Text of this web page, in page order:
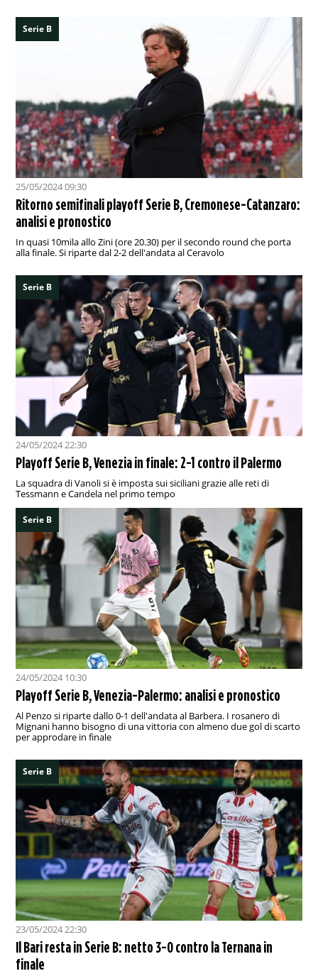
Serie B
25/05/2024 09:30
Ritorno semifinali playoff Serie B, Cremonese-Catanzaro:
analisi e pronostico
In quasi 10mila allo Zini (ore 20.30) per il secondo round che porta
alla finale. Si riparte dal 2-2 dell'andata al Ceravolo
Serie B
24/05/2024 22:30
Playoff Serie B, Venezia in finale: 2-1 contro il Palermo
La squadra di Vanoli si è imposta sui siciliani grazie alle reti di
Tessmann e Candela nel primo tempo
Serie B
24/05/2024 10:30
Playoff Serie B, Venezia-Palermo: analisi e pronostico
Al Penzo si riparte dallo 0-1 dell'andata al Barbera. I rosanero di
Mignani hanno bisogno di una vittoria con almeno due gol di scarto
per approdare in finale
Serie B
23/05/2024 22:30
Il Bari resta in Serie B: netto 3-0 contro la Ternana in
finale